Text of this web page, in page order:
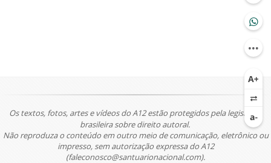
Os textos, fotos, artes e vídeos do A12 estão protegidos pela legislação
brasileira sobre direito autoral.
Não reproduza o conteúdo em outro meio de comunicação, eletrônico ou
impresso, sem autorização expressa do A12
(faleconosco@santuarionacional.com).